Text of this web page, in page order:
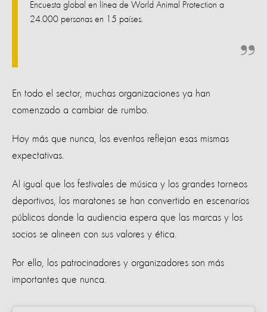
Encuesta global en línea de World Animal Protection a
24.000 personas en 15 países.
En todo el sector, muchas organizaciones ya han
comenzado a cambiar de rumbo.
Hoy más que nunca, los eventos reflejan esas mismas
expectativas.
Al igual que los festivales de música y los grandes torneos
deportivos, los maratones se han convertido en escenarios
públicos donde la audiencia espera que las marcas y los
socios se alineen con sus valores y ética.
Por ello, los patrocinadores y organizadores son más
importantes que nunca.